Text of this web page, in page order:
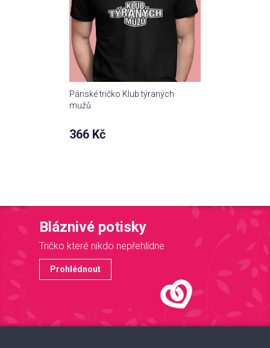
Pánské tričko Klub týraných
mužů
366 Kč
Bláznivé potisky
Tričko které nikdo nepřehlídne
Prohlédnout